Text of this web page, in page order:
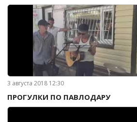
3 августа 2018 12:30
ПРОГУЛКИ ПО ПАВЛОДАРУ